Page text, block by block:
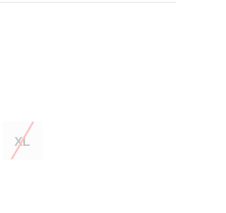
XL